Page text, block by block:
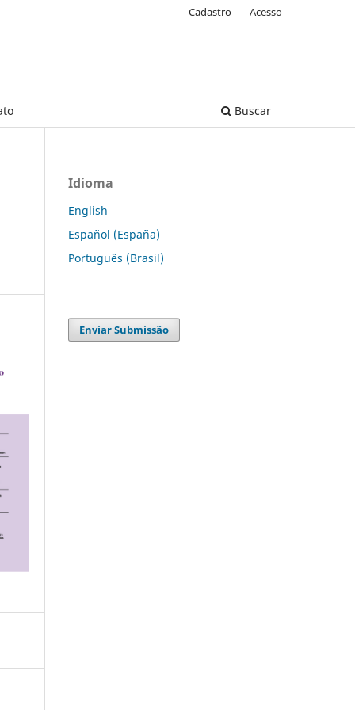
Buscar
Cadastro Acesso
Idioma
English
Español (España)
Português (Brasil)
Enviar Submissão